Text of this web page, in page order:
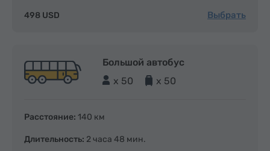
498 USD Выбрать
Большой автобус
x 50
x 50
Расстояние: 140 км
Длительность: 2 часа 48 мин.